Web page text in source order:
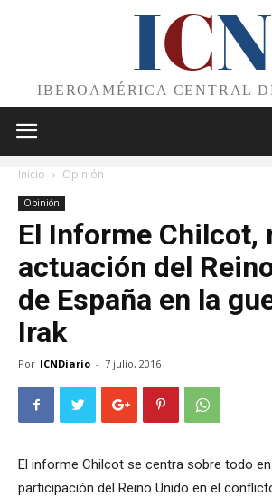
ICN
IBEROAMÉRICA CENTRAL
Inicio Opinión
Opinión
El Informe Chilcot,
actuación del
de España en la
Irak
Por ICNDiario - 7 julio, 2016
El informe Chilcot se centra sobre todo
participación del Reino Unido en el